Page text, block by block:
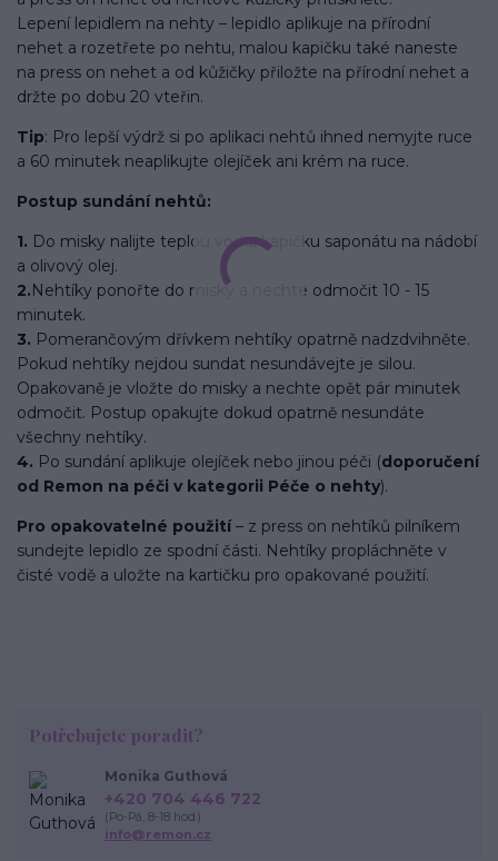
Lepení lepidlem na nehty – lepidlo aplikuje na přírodní
nehet a rozetřete po nehtu, malou kapičku také naneste
na press on nehet a od kůžičky přiložte na přírodní nehet a
držte po dobu 20 vteřin.
Tip: Pro lepší výdrž si po aplikaci nehtů ihned nemyjte ruce
a 60 minutek neaplikujte olejíček ani krém na ruce.
Postup sundání nehtů:
1. Do misky nalijte teplou vodu, kapičku saponátu na nádobí
a olivový olej.
2.Nehtíky ponořte do misky a nechte odmočit 10 - 15
minutek.
3. Pomerančovým dřívkem nehtíky opatrně nadzdvihněte.
Pokud nehtíky nejdou sundat nesundávejte je silou.
Opakovaně je vložte do misky a nechte opět pár minutek
odmočit. Postup opakujte dokud opatrně nesundáte
všechny nehtíky.
4. Po sundání aplikuje olejíček nebo jinou péči (doporučení
od Remon na péči v kategorii Péče o nehty).
Pro opakovatelné použití– z press on nehtíků pilníkem
sundejte lepidlo ze spodní části. Nehtíky propláchněte v
čisté vodě a uložte na kartičku pro opakované použití.
Potřebujete poradit?
Monika Guthová
+420 704 446 722
(Po-Pá, 8-18 hod.)
info@remon.cz